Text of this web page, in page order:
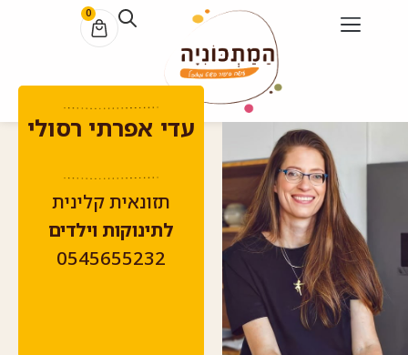
0
עדי אפרתי רסולי
תזונאית קלינית
לתינוקות וילדים
0545655232